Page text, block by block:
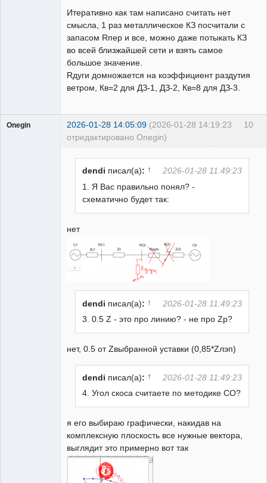
Итеративно как там написано считать нет
смысла, 1 раз металлическое КЗ посчитали с
запасом Rпер и все, можно даже потыкать КЗ
во всей близжайшей сети и взять самое
большое значение.
Rдуги домножается на коэффициент раздутия
ветром, Кв=2 для ДЗ-1, ДЗ-2, Кв=8 для ДЗ-3.
10
Onegin 2026-01-28 14:05:09 (2026-01-28 14:19:23
отредактировано Onegin)
dendi писал(а): ↑
2026-01-28 11:49:23
1. Я Вас правильно понял? -
схематично будет так:
нет
dendi писал(а): ↑
2026-01-28 11:49:23
3. 0.5 Z - это про линию? - не про Zр?
нет, 0.5 от Zвыбранной уставки (0,85*Zлэп)
dendi писал(а): ↑
2026-01-28 11:49:23
4. Угол скоса считаете по методике СО?
я его выбираю графически, накидав на
комплексную плоскость все нужные вектора,
выглядит это примерно вот так